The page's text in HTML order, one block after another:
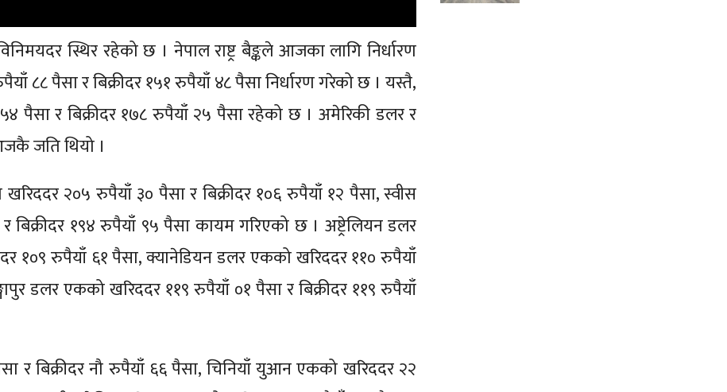
स्थिर रहेको छ । नेपाल राष्ट्र बैङ्कले आजका लागि निर्धारण
८८ पैसा र बिक्रीदर १५१ रुपैयाँ ४८ पैसा निर्धारण गरेको छ । यस्तै,
पैसा र बिक्रीदर १७८ रुपैयाँ २५ पैसा रहेको छ । अमेरिकी डलर र
जति थियो ।
२०५ रुपैयाँ ३० पैसा र बिक्रीदर १०६ रुपैयाँ १२ पैसा, स्वीस
बिक्रीदर १९४ रुपैयाँ ९५ पैसा कायम गरिएको छ । अष्ट्रेलियन डलर
१०९ रुपैयाँ ६१ पैसा, क्यानेडियन डलर एकको खरिददर ११० रुपैयाँ
डलर एकको खरिददर ११९ रुपैयाँ ०१ पैसा र बिक्रीदर ११९ रुपैयाँ
र बिक्रीदर नौ रुपैयाँ ६६ पैसा, चिनियाँ युआन एकको खरिददर २२